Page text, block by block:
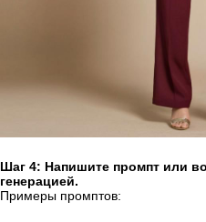
Шаг 4: Напишите промпт или
генерацией.
Примеры промптов: